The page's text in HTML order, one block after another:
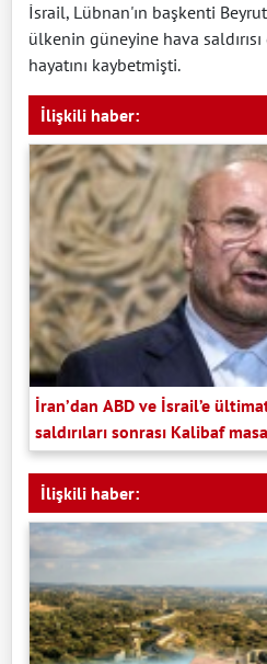
İsrail, Lübnan'ın başkenti
ülkenin güneyine hava
hayatını kaybetmişti.
İlişkili haber:
İran’dan ABD ve İsrail’e
saldırıları sonrası Kalibaf
İlişkili haber: